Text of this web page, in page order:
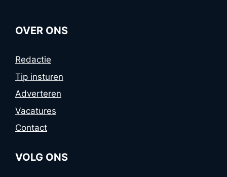
OVER ONS
Redactie
Tip insturen
Adverteren
Vacatures
Contact
VOLG ONS